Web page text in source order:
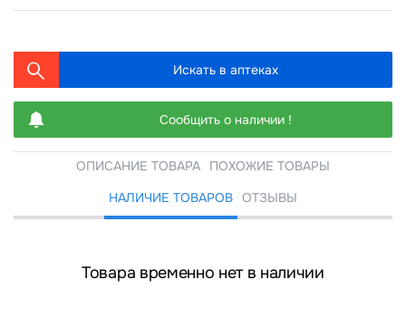
Искать в аптеках
Сообщить о наличии !
ОПИСАНИЕ ТОВАРА
ПОХОЖИЕ ТОВАРЫ
НАЛИЧИЕ ТОВАРОВ ОТЗЫВЫ
Товара временно нет в наличии